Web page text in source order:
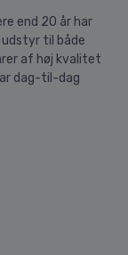
end 20 år har
til både
af høj kvalitet
dag-til-dag